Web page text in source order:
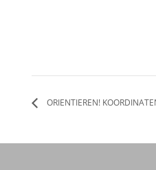
ORIENTIEREN!